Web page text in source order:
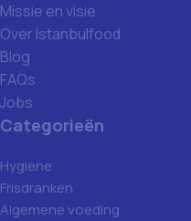
Missie en visie
Over Istanbulfood
Blog
FAQs
Jobs
Categorieën
Hygiene
Frisdranken
Algemene voeding